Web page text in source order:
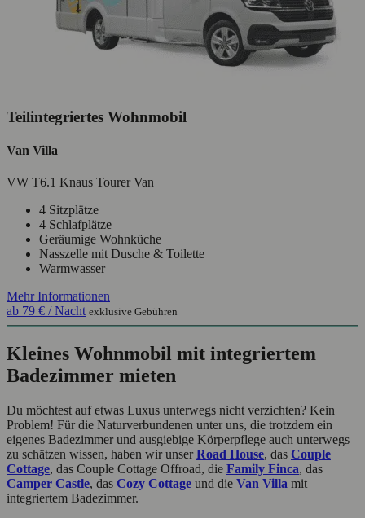
Teilintegriertes Wohnmobil
Van Villa
VW T6.1 Knaus Tourer Van
4 Sitzplätze
4 Schlafplätze
Geräumige Wohnküche
Nasszelle mit Dusche & Toilette
Warmwasser
Mehr Informationen
ab 79 € / Nacht exklusive Gebühren
Kleines Wohnmobil mit integriertem
Badezimmer mieten
Du möchtest auf etwas Luxus unterwegs nicht verzichten? Kein
Problem! Für die Naturverbundenen unter uns, die trotzdem ein
eigenes Badezimmer und ausgiebige Körperpflege auch unterwegs
zu schätzen wissen, haben wir unser Road House, das Couple
Cottage, das Couple Cottage Offroad, die Family Finca, das
Camper Castle, das Cozy Cottage und die Van Villa mit
integriertem Badezimmer.